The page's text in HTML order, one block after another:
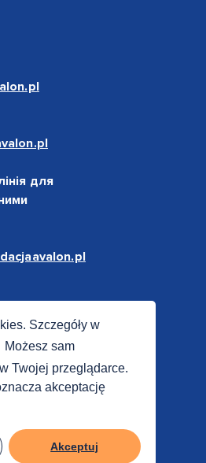
Szczegóły w
Możesz sam
Twojej przeglądarce.
akceptację
Akceptuj
для
Fundacja Avalon